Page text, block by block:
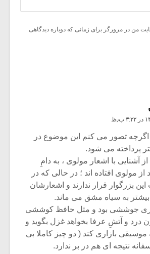
من در مرورگر برای زمانی که دوباره دیدگاهی
تصور می کنم این موضوع در
پرداخته می شود.
آشنایی با اشعار مولوی ، به دامِ
از مولوی افتاده اند ؛ در حالی که در
بزرگوار قرار ندارند و اشعارشان
بیشتر به سیاه مشق می ماند.
جوششی بود و مثل حافظ کوششی
درد و آتشِ عرفا بخواهد غزل بگوید و
موسیقی بازاری کند ( دو چیز کاملا بی
نتیجه ای هم در بر ندارد.